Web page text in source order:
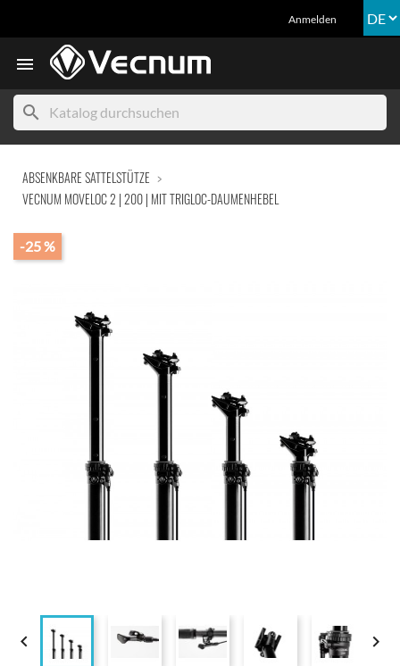
Anmelden

search
ABSENKBARE SATTELSTÜTZE
VECNUM MOVELOC 2 | 200 | MIT TRIGLOC-DAUMENHEBEL
-25 %
 